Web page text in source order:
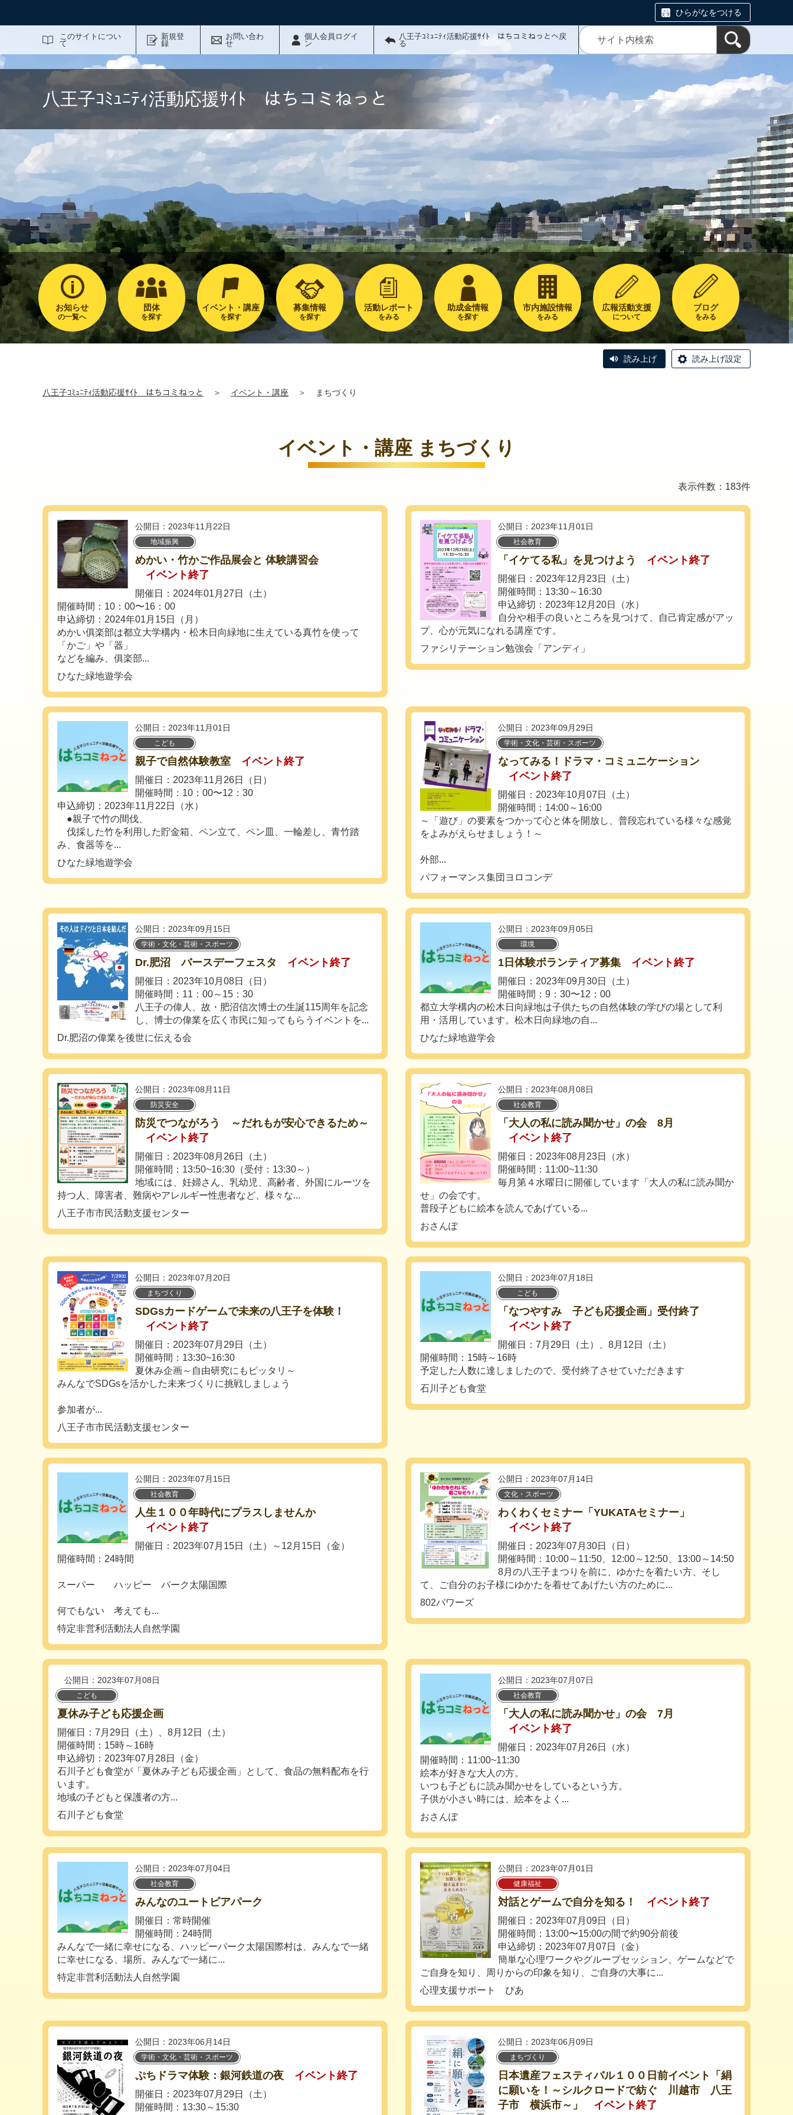
ひらがなをつける
このサイトについ
て
新規登
録
お問い合わ
せ
個人会員ログイ
ン
八王子ｺﾐｭﾆﾃｨ活動応援ｻｲﾄ はちコミねっとへ戻
る
八王子ｺﾐｭﾆﾃｨ活動応援ｻｲﾄ はちコミねっと
お知らせ
の一覧へ
団体
を探す
イベント・講座
を探す
募集情報
を探す
活動レポート
をみる
助成金情報
を探す
市内施設情報
をみる
広報活動支援
について
ブログ
をみる
読み上げ 読み上げ設定
八王子ｺﾐｭﾆﾃｨ活動応援ｻｲﾄ はちコミねっと ＞ イベント・講座 ＞ まちづくり
イベント・講座 まちづくり
表示件数：183件
公開日：2023年11月22日
地域振興
めかい・竹かご作品展会と 体験講習会
イベント終了
開催日：2024年01月27日（土）
開催時間：10：00〜16：00
申込締切：2024年01月15日（月）
めかい俱楽部は都立大学構内・松木日向緑地に生えている真竹を使って
「かご」や「器」
などを編み、俱楽部...
ひなた緑地遊学会
公開日：2023年11月01日
社会教育
「イケてる私」を見つけよう イベント終了
開催日：2023年12月23日（土）
開催時間：13:30～16:30
申込締切：2023年12月20日（水）
自分や相手の良いところを見つけて、自己肯定感がアッ
プ、心が元気になれる講座です。
ファシリテーション勉強会「アンディ」
公開日：2023年11月01日
こども
親子で自然体験教室 イベント終了
開催日：2023年11月26日（日）
開催時間：10：00〜12：30
申込締切：2023年11月22日（水）
●親子で竹の間伐、
伐採した竹を利用した貯金箱、ペン立て、ペン皿、一輪差し、青竹踏
み、食器等を...
ひなた緑地遊学会
公開日：2023年09月29日
学術・文化・芸術・スポーツ
なってみる！ドラマ・コミュニケーション
イベント終了
開催日：2023年10月07日（土）
開催時間：14:00～16:00
～「遊び」の要素をつかって心と体を開放し、普段忘れている様々な感覚
をよみがえらせましょう！～
外部...
パフォーマンス集団ヨロコンデ
公開日：2023年09月15日
学術・文化・芸術・スポーツ
Dr.肥沼 バースデーフェスタ イベント終了
開催日：2023年10月08日（日）
開催時間：11：00～15：30
八王子の偉人、故・肥沼信次博士の生誕115周年を記念
し、博士の偉業を広く市民に知ってもらうイベントを...
Dr.肥沼の偉業を後世に伝える会
公開日：2023年09月05日
環境
1日体験ボランティア募集 イベント終了
開催日：2023年09月30日（土）
開催時間：9：30〜12：00
都立大学構内の松木日向緑地は子供たちの自然体験の学びの場として利
用・活用しています。松木日向緑地の自...
ひなた緑地遊学会
公開日：2023年08月11日
防災安全
防災でつながろう ～だれもが安心できるため～
イベント終了
開催日：2023年08月26日（土）
開催時間：13:50~16:30（受付：13:30～）
地域には、妊婦さん、乳幼児、高齢者、外国にルーツを
持つ人、障害者、難病やアレルギー性患者など、様々な...
八王子市市民活動支援センター
公開日：2023年08月08日
社会教育
「大人の私に読み聞かせ」の会 8月
イベント終了
開催日：2023年08月23日（水）
開催時間：11:00~11:30
毎月第４水曜日に開催しています「大人の私に読み聞か
せ」の会です。
普段子どもに絵本を読んであげている...
おさんぽ
公開日：2023年07月20日
まちづくり
SDGsカードゲームで未来の八王子を体験！
イベント終了
開催日：2023年07月29日（土）
開催時間：13:30~16:30
夏休み企画～自由研究にもピッタリ～
みんなでSDGsを活かした未来づくりに挑戦しましょう
参加者が...
八王子市市民活動支援センター
公開日：2023年07月18日
こども
「なつやすみ 子ども応援企画」受付終了
イベント終了
開催日：7月29日（土）、8月12日（土）
開催時間：15時～16時
予定した人数に達しましたので、受付終了させていただきます
石川子ども食堂
公開日：2023年07月15日
社会教育
人生１００年時代にプラスしませんか
イベント終了
開催日：2023年07月15日（土）～12月15日（金）
開催時間：24時間
スーパー ハッピー パーク太陽国際
何でもない 考えても...
特定非営利活動法人自然学園
公開日：2023年07月14日
文化・スポーツ
わくわくセミナー「YUKATAセミナー」
イベント終了
開催日：2023年07月30日（日）
開催時間：10:00～11:50、12:00～12:50、13:00～14:50
8月の八王子まつりを前に、ゆかたを着たい方、そし
て、ご自分のお子様にゆかたを着せてあげたい方のために...
802パワーズ
公開日：2023年07月08日
こども
夏休み子ども応援企画
開催日：7月29日（土）、8月12日（土）
開催時間：15時～16時
申込締切：2023年07月28日（金）
石川子ども食堂が「夏休み子ども応援企画」として、食品の無料配布を行
います。
地域の子どもと保護者の方...
石川子ども食堂
公開日：2023年07月07日
社会教育
「大人の私に読み聞かせ」の会 7月
イベント終了
開催日：2023年07月26日（水）
開催時間：11:00~11:30
絵本が好きな大人の方。
いつも子どもに読み聞かせをしているという方。
子供が小さい時には、絵本をよく...
おさんぽ
公開日：2023年07月04日
社会教育
みんなのユートピアパーク
開催日：常時開催
開催時間：24時間
みんなで一緒に幸せになる、ハッピーパーク太陽国際村は、みんなで一緒
に幸せになる、場所。みんなで一緒に...
特定非営利活動法人自然学園
公開日：2023年07月01日
健康福祉
対話とゲームで自分を知る！ イベント終了
開催日：2023年07月09日（日）
開催時間：13:00〜15:00の間で約90分前後
申込締切：2023年07月07日（金）
簡単な心理ワークやグループセッション、ゲームなどで
ご自身を知り、周りからの印象を知り、ご自身の大事に...
心理支援サポート ぴあ
公開日：2023年06月14日
学術・文化・芸術・スポーツ
ぷちドラマ体験：銀河鉄道の夜 イベント終了
開催日：2023年07月29日（土）
開催時間：13:30～15:30
公開日：2023年06月09日
まちづくり
日本遺産フェスティバル１００日前イベント「絹
に願いを！～シルクロードで紡ぐ 川越市 八王
子市 横浜市～」
イベント終了